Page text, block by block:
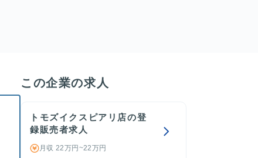
この企業の求人
トモズイクスピアリ店の登
録販売者求人
月収 22万円~22万円